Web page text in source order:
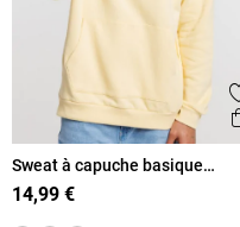
Sweat à capuche basique
homme
14,99 €